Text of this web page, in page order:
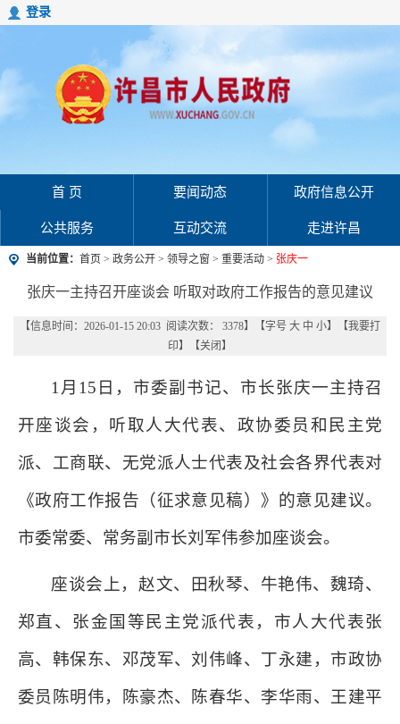
登录
首 页 要闻动态 政府信息公开
公共服务 互动交流 走进许昌
当前位置： 首页 > 政务公开 > 领导之窗 > 重要活动 > 张庆一
张庆一主持召开座谈会 听取对政府工作报告的意见建议
【信息时间：2026-01-15 20:03 阅读次数： 3378】【字号 大 中 小】【我要打
印】【关闭 】
1月15日，市委副书记、市长张庆一主持召
开座谈会，听取人大代表、政协委员和民主党
派、工商联、无党派人士代表及社会各界代表对
《政府工作报告（征求意见稿）》的意见建议。
市委常委、常务副市长刘军伟参加座谈会。
座谈会上，赵文、田秋琴、牛艳伟、魏琦、
郑直、张金国等民主党派代表，市人大代表张
高、韩保东、邓茂军、刘伟峰、丁永建，市政协
委员陈明伟，陈豪杰、陈春华、李华雨、王建平